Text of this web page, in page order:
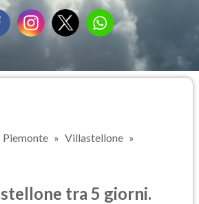
Piemonte
Villastellone
tra 5 giorni.